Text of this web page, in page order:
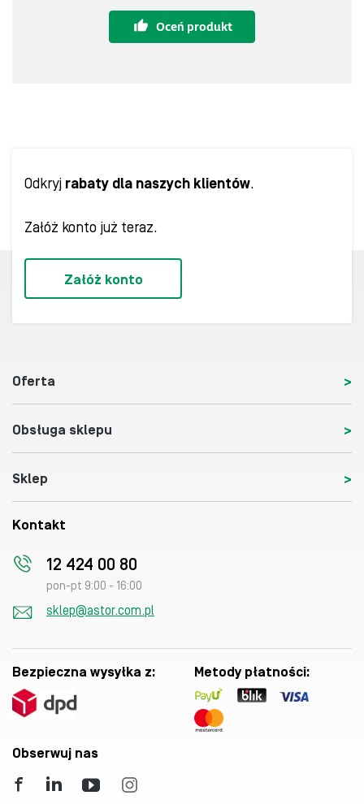
Oceń produkt
Odkryj rabaty dla naszych klientów.
Załóż konto już teraz.
Załóż konto
Oferta
Obsługa sklepu
Sklep
Kontakt
12 424 00 80
pon-pt 9:00 - 16:00
sklep@astor.com.pl
Bezpieczna wysyłka z: Metody płatności:
Obserwuj nas